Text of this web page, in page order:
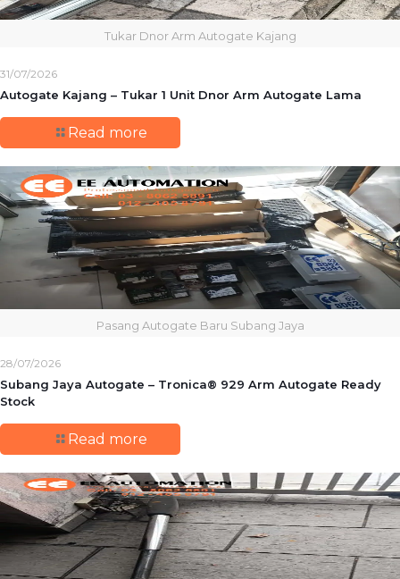
Tukar Dnor Arm Autogate Kajang
31/07/2026
Autogate Kajang – Tukar 1 Unit Dnor Arm Autogate Lama
Read more
Pasang Autogate Baru Subang Jaya
28/07/2026
Subang Jaya Autogate – Tronica® 929 Arm Autogate Ready
Stock
Read more